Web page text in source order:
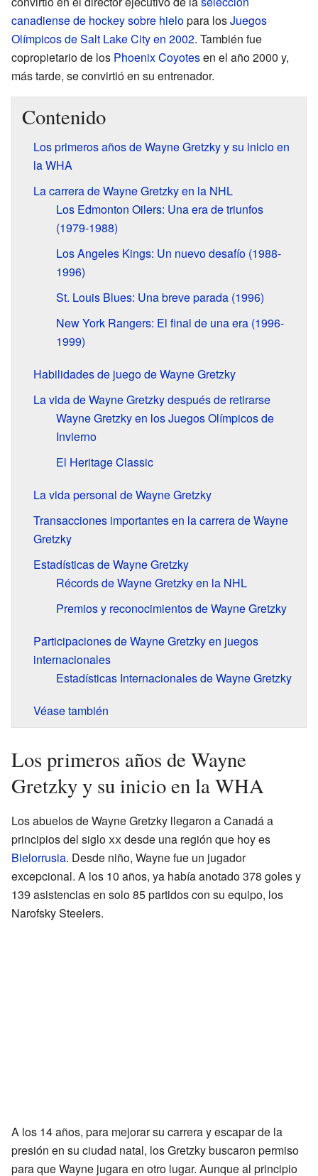
canadiense de hockey sobre hielopara losJuegos
Olímpicos de Salt Lake City en 2002. También fue
copropietario de los Phoenix Coyotesen el año 2000 y,
más tarde, se convirtió en su entrenador.
Contenido
Los primeros años de Wayne Gretzky y su inicio en
la WHA
La carrera de Wayne Gretzky en la NHL
Los Edmonton Oilers: Una era de triunfos
(1979-1988)
Los Angeles Kings: Un nuevo desafío (1988-
1996)
St. Louis Blues: Una breve parada (1996)
New York Rangers: El final de una era (1996-
1999)
Habilidades de juego de Wayne Gretzky
La vida de Wayne Gretzky después de retirarse
Wayne Gretzky en los Juegos Olímpicos de
Invierno
El Heritage Classic
La vida personal de Wayne Gretzky
Transacciones importantes en la carrera de Wayne
Gretzky
Estadísticas de Wayne Gretzky
Récords de Wayne Gretzky en la NHL
Premios y reconocimientos de Wayne Gretzky
Participaciones de Wayne Gretzky en juegos
internacionales
Estadísticas Internacionales de Wayne Gretzky
Véase también
Los primeros años de Wayne
Gretzky y su inicio en la WHA
Los abuelos de Wayne Gretzky llegaron a Canadá a
principios del sigloxxdesde una región que hoy es
Bielorrusia. Desde niño, Wayne fue un jugador
excepcional. A los 10 años, ya había anotado 378 goles y
139 asistencias en solo 85 partidos con su equipo, los
Narofsky Steelers.
A los 14 años, para mejorar su carrera y escapar de la
presión en su ciudad natal, los Gretzky buscaron permiso
para que Wayne jugara en otro lugar. Aunque al principio